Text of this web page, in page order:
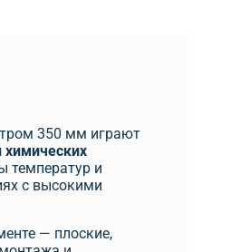
350 мм играют
температур и
с высокими
— плоские,